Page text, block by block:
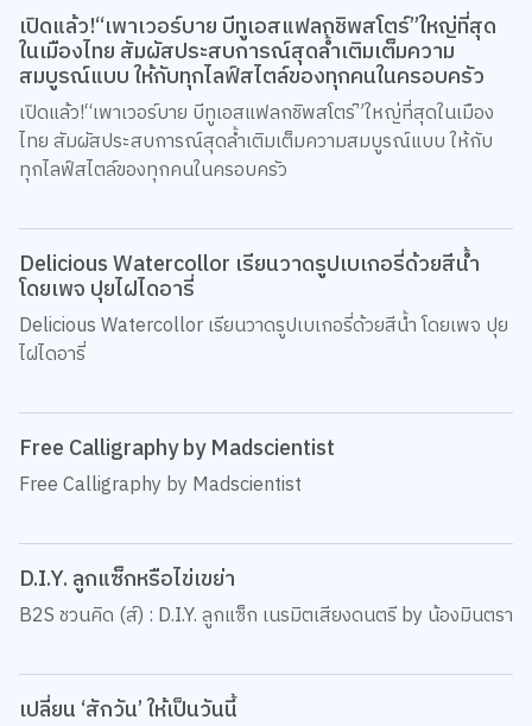
เปิดแล้ว!“เพาเวอร์บาย บีทูเอสแฟลกชิพสโตร์”ใหญ่ที่สุด
ในเมืองไทย สัมผัสประสบการณ์สุดล้ำเติมเต็มความ
สมบูรณ์แบบ ให้กับทุกไลฟ์สไตล์ของทุกคนในครอบครัว
เปิดแล้ว!“เพาเวอร์บาย บีทูเอสแฟลกชิพสโตร์”ใหญ่ที่สุดในเมือง
ไทย สัมผัสประสบการณ์สุดล้ำเติมเต็มความสมบูรณ์แบบ ให้กับ
ทุกไลฟ์สไตล์ของทุกคนในครอบครัว
Delicious Watercollor เรียนวาดรูปเบเกอรี่ด้วยสีน้ำ
โดยเพจ ปุยไฝไดอารี่
Delicious Watercollor เรียนวาดรูปเบเกอรี่ด้วยสีน้ำ โดยเพจ ปุย
ไฝไดอารี่
Free Calligraphy by Madscientist
Free Calligraphy by Madscientist
D.I.Y. ลูกแซ็กหรือไข่เขย่า
B2S ชวนคิด (ส์) : D.I.Y. ลูกแซ็ก เนรมิตเสียงดนตรี by น้องมินตรา
เปลี่ยน ‘สักวัน’ ให้เป็นวันนี้